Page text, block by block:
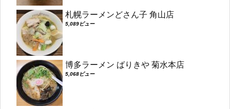
札幌ラーメンどさん子 角山店
5,089ビュー
博多ラーメン ばりきや 菊水本店
5,068ビュー